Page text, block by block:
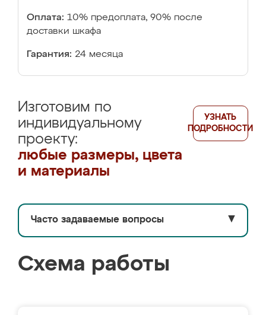
Оплата: 10% предоплата, 90% после
доставки шкафа
Гарантия: 24 месяца
Изготовим по
индивидуальному
проекту:
любые размеры, цвета
и материалы
УЗНАТЬ
ПОДРОБНОСТИ
Часто задаваемые вопросы ▼
Схема работы